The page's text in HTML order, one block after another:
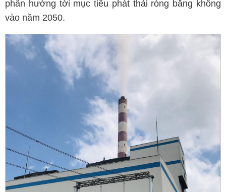
phần hướng tới mục tiêu phát thải ròng bằng không
vào năm 2050.